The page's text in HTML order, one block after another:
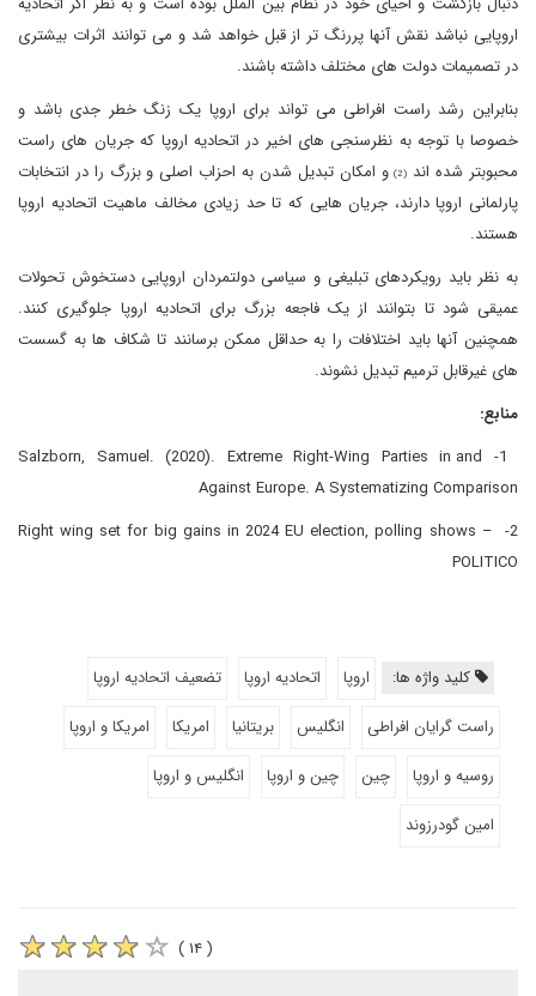
اروپایی نباشد نقش آنها پررنگ تر از قبل خواهد شد و می توانند اثرات بیشتری
در تصمیمات دولت های مختلف داشته باشند.
بنابراین رشد راست افراطی می تواند برای اروپا یک زنگ خطر جدی باشد و
خصوصا با توجه به نظرسنجی های اخیر در اتحادیه اروپا که جریان های راست
محبوبتر شده اند (2)
و امکان تبدیل شدن به احزاب اصلی و بزرگ را در انتخابات
پارلمانی اروپا دارند، جریان هایی که تا حد زیادی مخالف ماهیت اتحادیه اروپا
هستند.
به نظر باید رویکردهای تبلیغی و سیاسی دولتمردان اروپایی دستخوش تحولات
عمیقی شود تا بتوانند از یک فاجعه بزرگ برای اتحادیه اروپا جلوگیری کنند.
همچنین آنها باید اختلافات را به حداقل ممکن برسانند تا شکاف ها به گسست
های غیرقابل ترمیم تبدیل نشوند.
منابع:
1- Salzborn, Samuel. (2020). Extreme Right-Wing Parties in and
Against Europe. A Systematizing Comparison
2- Right wing set for big gains in 2024 EU election, polling shows –
POLITICO
کلید واژه ها: اروپا اتحادیه اروپا
تضعیف اتحادیه اروپا
راست گرایان افراطی
انگلیس بریتانیا امریکا
امریکا و اروپا
روسیه و اروپا
چین چین و اروپا
انگلیس و اروپا
امین گودرزوند
( ۱۴ )